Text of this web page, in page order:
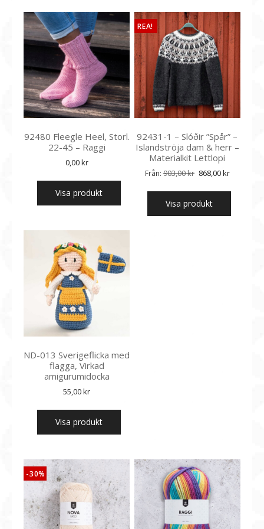
REA!
92431-1 – Slóðir ”Spår” –
Islandströja dam & herr –
Materialkit Lettlopi
Från:903,00kr Det
priset
var:
903,00 kr.
868,00krDet
priset
868,00 kr.
Visa produkt
92480 Fleegle Heel, Storl.
22-45 – Raggi
0,00kr
Visa produkt
ND-013 Sverigeflicka med
flagga, Virkad
amigurumidocka
55,00kr
Visa produkt
-30%